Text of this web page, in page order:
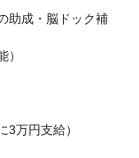
助成・脳ドック補
万円支給）